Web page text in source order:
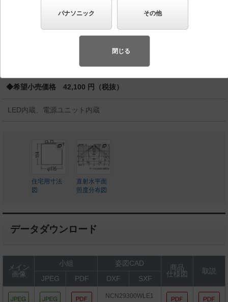
イト ビーム角85度・拡散タイプ・光源遮光角30度 コ
ンパクト形蛍光灯FHT42形1灯器具相当 LED 200形
（省エネ・デザイン性・配光制御など様々なご
要望にお応えできる商品群です。）
◆希望小売価格 42,100 円（税抜）
LED内蔵、電源ユニット内蔵
住宅用寸法
図
直射水平面
照度分布図
データダウンロード
メイン
画像
小組 姿図CAD
商品
仕様図
取説
JPEG
PDF DXF SXF
NCN29300WLE1
パナソニック その他
閉じる